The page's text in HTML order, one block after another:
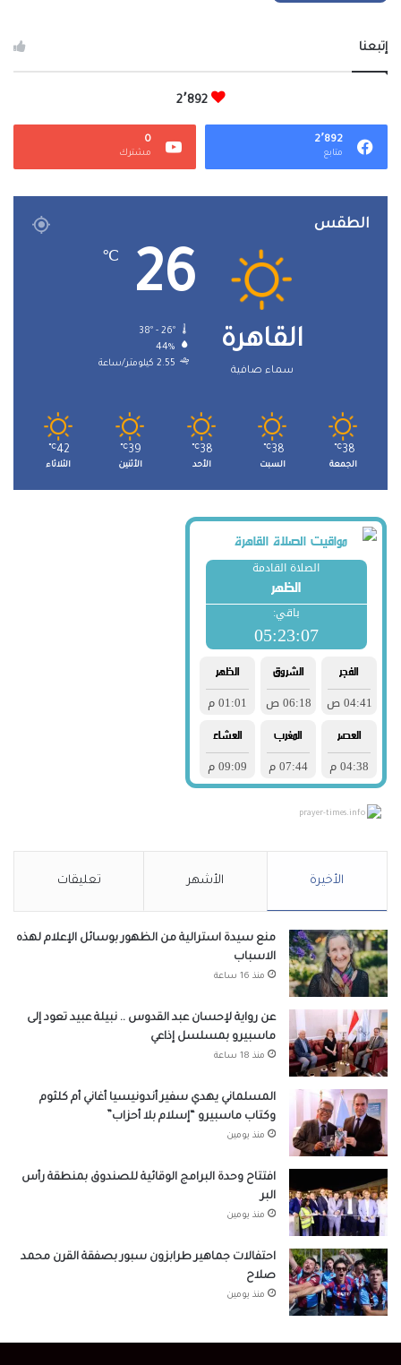
إتبعنا
2٬892
2٬892
متابع
0
مشترك
الطقس
القاهرة
سماء صافية
26
℃
38º - 26º
44%
2.55 كيلومتر/ساعة
38
℃
الجمعة
38
℃
السبت
38
℃
الأحد
39
℃
الأثنين
42
℃
الثلاثاء
prayer-times.info
الأخيرة الأشهر تعليقات
منع سيدة استرالية من الظهور بوسائل الإعلام لهذه
الاسباب
منذ 16 ساعة
عن رواية لإحسان عبد القدوس .. نبيلة عبيد تعود إلى
ماسبيرو بمسلسل إذاعي
منذ 18 ساعة
المسلماني يهدي سفير أندونيسيا أغاني أم كلثوم
وكتاب ماسبيرو “إسلام بلا أحزاب”
منذ يومين
افتتاح وحدة البرامج الوقائية للصندوق بمنطقة رأس
البر
منذ يومين
احتفالات جماهير طرابزون سبور بصفقة القرن محمد
صلاح
منذ يومين